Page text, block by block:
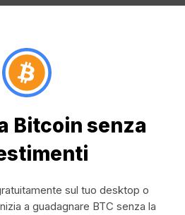
Bitcoin senza
sul tuo desktop o
a guadagnare BTC senza la